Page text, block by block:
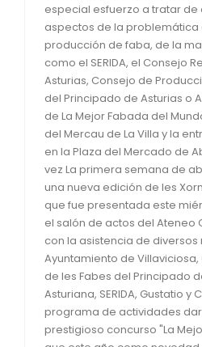
especial esfuerzo a tratar
aspectos de la
producción de faba, de la
como el SERIDA, el Consejo
Asturias, Consejo de
del Principado de Asturias o
de La Mejor Fabada del
del Mercau de La Villa y la
en la Plaza del Mercado de
vez La primera semana de
una nueva edición de les
que fue presentada este
el salón de actos del Ateneo
con la asistencia de
Ayuntamiento de
de les Fabes del Principado
Asturiana, SERIDA, Gustatio y
programa de actividades
prestigioso concurso "La